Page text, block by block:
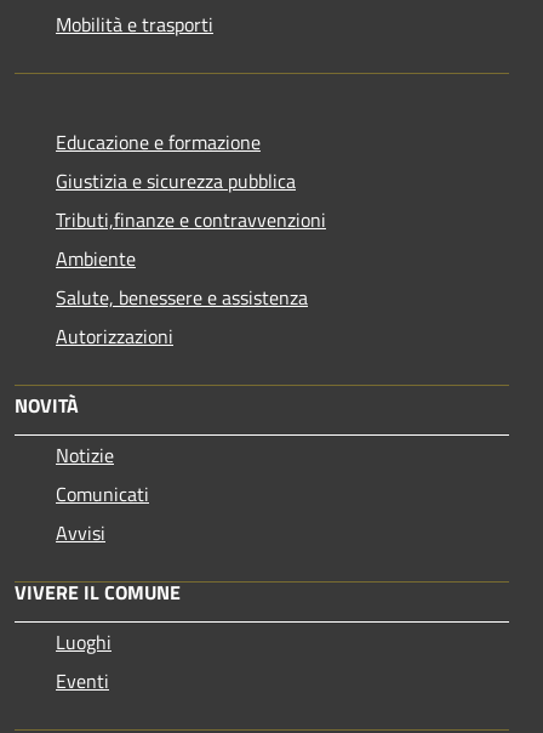
Mobilità e trasporti
Educazione e formazione
Giustizia e sicurezza pubblica
Tributi,finanze e contravvenzioni
Ambiente
Salute, benessere e assistenza
Autorizzazioni
NOVITÀ
Notizie
Comunicati
Avvisi
VIVERE IL COMUNE
Luoghi
Eventi